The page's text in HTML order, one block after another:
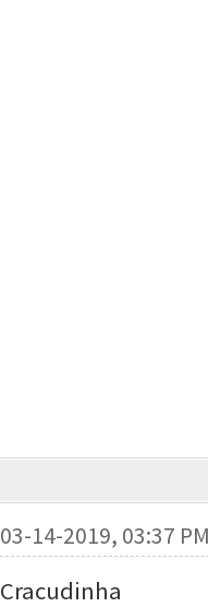
03-14-2019, 03:37
Cracudinha